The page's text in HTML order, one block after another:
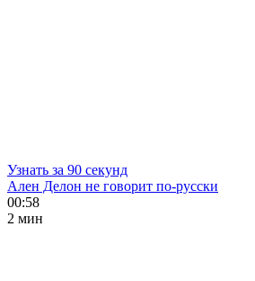
Узнать за 90 секунд
Ален Делон не говорит по-русски
00:58
2 мин